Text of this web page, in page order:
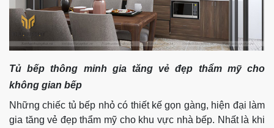
Tủ bếp thông minh gia tăng vẻ đẹp thẩm mỹ cho
không gian bếp
Những chiếc tủ bếp nhỏ có thiết kế gọn gàng, hiện đại làm
gia tăng vẻ đẹp thẩm mỹ cho khu vực nhà bếp. Nhất là khi